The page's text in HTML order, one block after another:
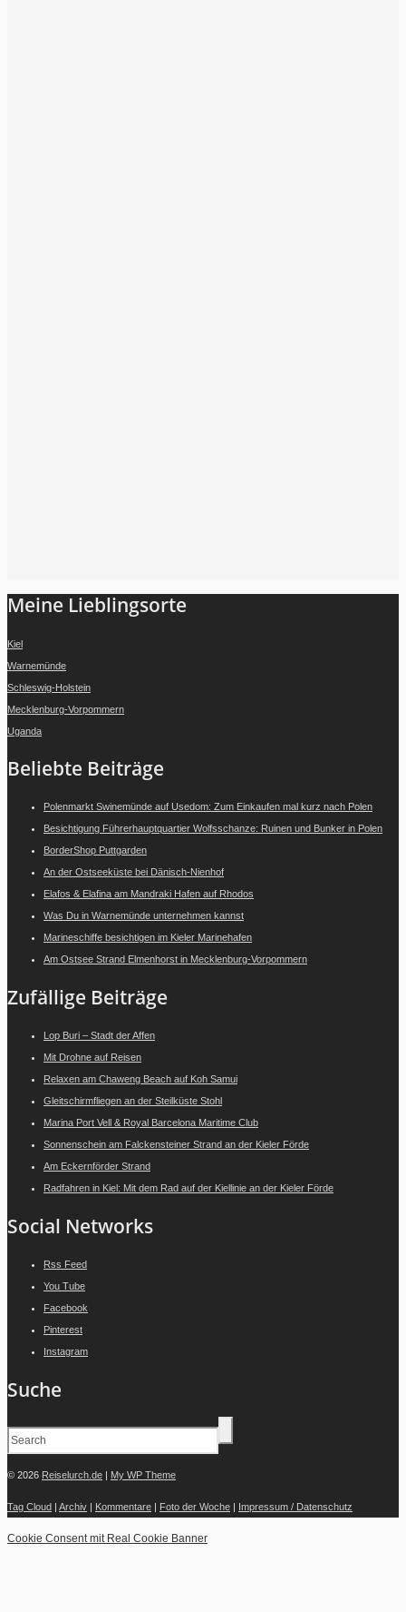
Meine Lieblingsorte
Kiel
Warnemünde
Schleswig-Holstein
Mecklenburg-Vorpommern
Uganda
Beliebte Beiträge
Polenmarkt Swinemünde auf Usedom: Zum Einkaufen mal kurz nach Polen
Besichtigung Führerhauptquartier Wolfsschanze: Ruinen und Bunker in Polen
BorderShop Puttgarden
An der Ostseeküste bei Dänisch-Nienhof
Elafos & Elafina am Mandraki Hafen auf Rhodos
Was Du in Warnemünde unternehmen kannst
Marineschiffe besichtigen im Kieler Marinehafen
Am Ostsee Strand Elmenhorst in Mecklenburg-Vorpommern
Zufällige Beiträge
Lop Buri – Stadt der Affen
Mit Drohne auf Reisen
Relaxen am Chaweng Beach auf Koh Samui
Gleitschirmfliegen an der Steilküste Stohl
Marina Port Vell & Royal Barcelona Maritime Club
Sonnenschein am Falckensteiner Strand an der Kieler Förde
Am Eckernförder Strand
Radfahren in Kiel: Mit dem Rad auf der Kiellinie an der Kieler Förde
Social Networks
Rss Feed
You Tube
Facebook
Pinterest
Instagram
Suche
© 2026 Reiselurch.de | My WP Theme
Tag Cloud | Archiv | Kommentare | Foto der Woche | Impressum / Datenschutz
Cookie Consent mit Real Cookie Banner